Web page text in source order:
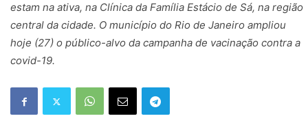
estam na ativa, na Clínica da Família Estácio de Sá, na região
central da cidade. O município do Rio de Janeiro ampliou
hoje (27) o público-alvo da campanha de vacinação contra a
covid-19.